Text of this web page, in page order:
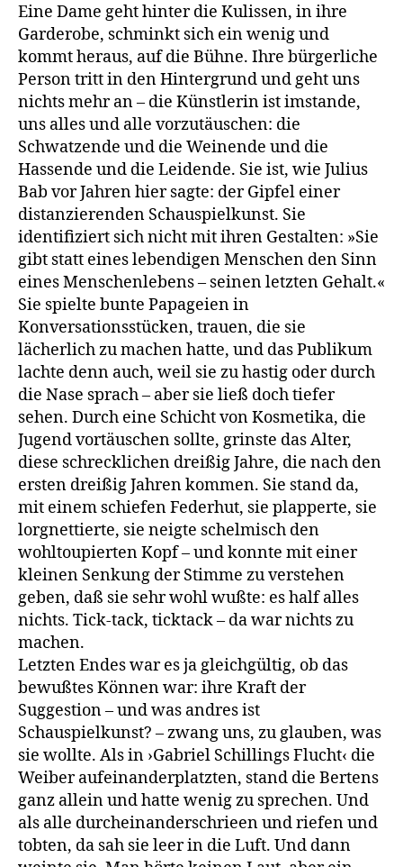
Eine Dame geht hinter die Kulissen, in ihre
Garderobe, schminkt sich ein wenig und
kommt heraus, auf die Bühne. Ihre bürgerliche
Person tritt in den Hintergrund und geht uns
nichts mehr an – die Künstlerin ist imstande,
uns alles und alle vorzutäuschen: die
Schwatzende und die Weinende und die
Hassende und die Leidende. Sie ist, wie Julius
Bab vor Jahren hier sagte: der Gipfel einer
distanzierenden Schauspielkunst. Sie
identifiziert sich nicht mit ihren Gestalten: »Sie
gibt statt eines lebendigen Menschen den Sinn
eines Menschenlebens – seinen letzten Gehalt.«
Sie spielte bunte Papageien in
Konversationsstücken, trauen, die sie
lächerlich zu machen hatte, und das Publikum
lachte denn auch, weil sie zu hastig oder durch
die Nase sprach – aber sie ließ doch tiefer
sehen. Durch eine Schicht von Kosmetika, die
Jugend vortäuschen sollte, grinste das Alter,
diese schrecklichen dreißig Jahre, die nach den
ersten dreißig Jahren kommen. Sie stand da,
mit einem schiefen Federhut, sie plapperte, sie
lorgnettierte, sie neigte schelmisch den
wohltoupierten Kopf – und konnte mit einer
kleinen Senkung der Stimme zu verstehen
geben, daß sie sehr wohl wußte: es half alles
nichts. Tick-tack, ticktack – da war nichts zu
machen.
Letzten Endes war es ja gleichgültig, ob das
bewußtes Können war: ihre Kraft der
Suggestion – und was andres ist
Schauspielkunst? – zwang uns, zu glauben, was
sie wollte. Als in ›Gabriel Schillings Flucht‹ die
Weiber aufeinanderplatzten, stand die Bertens
ganz allein und hatte wenig zu sprechen. Und
als alle durcheinanderschrieen und riefen und
tobten, da sah sie leer in die Luft. Und dann